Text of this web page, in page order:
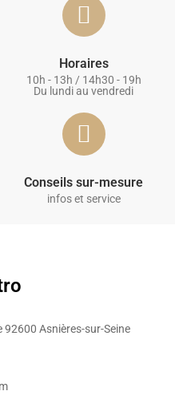
Horaires
10h - 13h / 14h30 - 19h
Du lundi au vendredi
Conseils sur-mesure
infos et service
92600 Asnières-sur-Seine